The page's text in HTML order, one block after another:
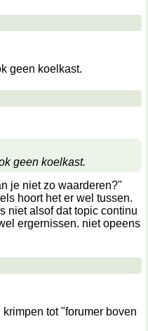
geen koelkast.
geen koelkast.
je niet zo waarderen?"
hoort het er wel tussen.
niet alsof dat topic continu
ergernissen. niet opeens
tot "forumer boven